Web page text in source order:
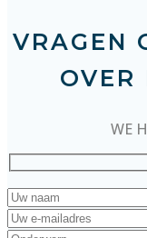
VRAGEN
OVER
WE